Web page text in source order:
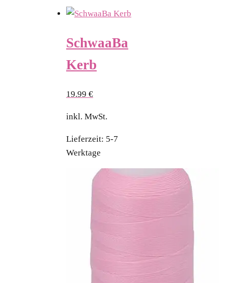
SchwaaBa
Kerb
19.99 €
inkl. MwSt.
Lieferzeit: 5-7
Werktage